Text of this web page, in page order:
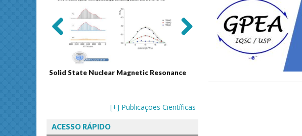
Solid State Nuclear Magnetic Resonance Journal of Separation Science
[+] Publicações Científicas
ACESSO RÁPIDO